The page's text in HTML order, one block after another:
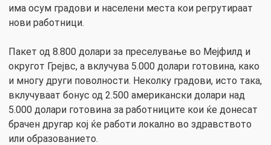
има осум градови и населени места кои регрутираат
нови работници.
Пакет од 8.800 долари за преселување во Мејфилд и
округот Грејвс, а вклучува 5.000 долари готовина, како
и многу други поволности. Неколку градови, исто така,
вклучуваат бонус од 2.500 американски долари над
5.000 долари готовина за работниците кои ќе донесат
брачен другар кој ќе работи локално во здравството
или образованието.